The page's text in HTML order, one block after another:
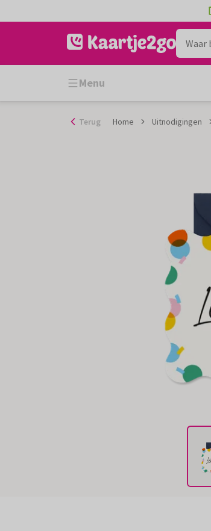
naar
Menu
Terug Home Uitnodigingen